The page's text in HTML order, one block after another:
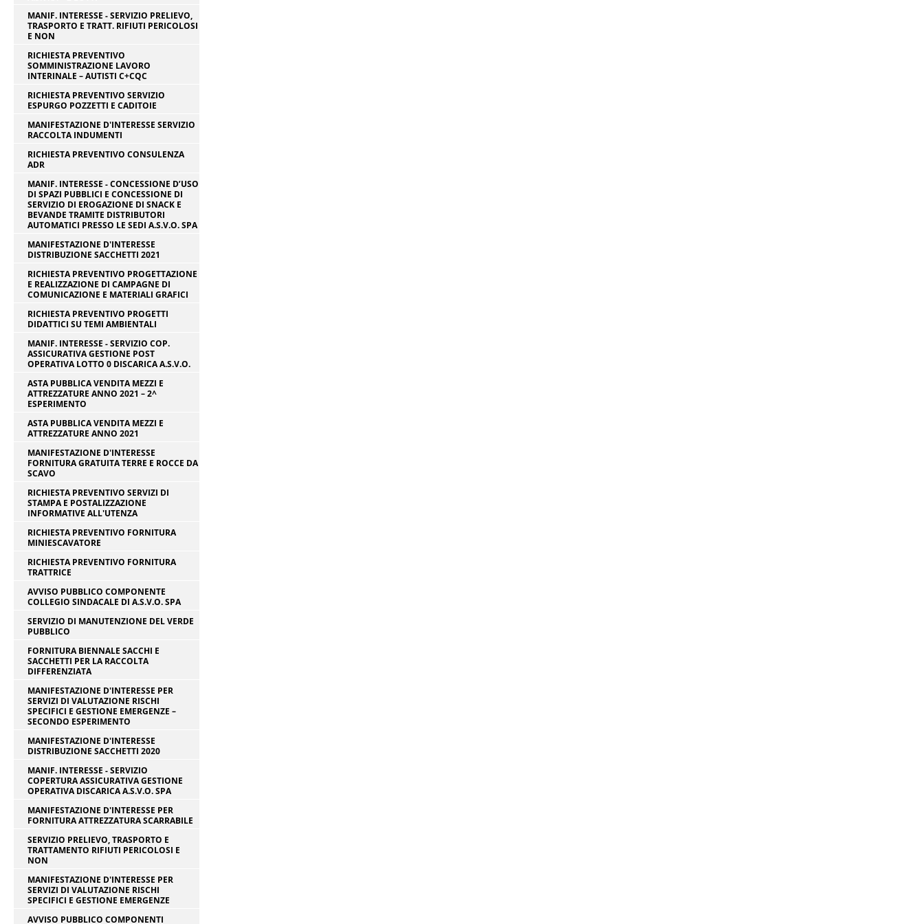
MANIF. INTERESSE - SERVIZIO PRELIEVO,
TRASPORTO E TRATT. RIFIUTI PERICOLOSI
E NON
RICHIESTA PREVENTIVO
SOMMINISTRAZIONE LAVORO
INTERINALE – AUTISTI C+CQC
RICHIESTA PREVENTIVO SERVIZIO
ESPURGO POZZETTI E CADITOIE
MANIFESTAZIONE D'INTERESSE SERVIZIO
RACCOLTA INDUMENTI
RICHIESTA PREVENTIVO CONSULENZA
ADR
MANIF. INTERESSE - CONCESSIONE D’USO
DI SPAZI PUBBLICI E CONCESSIONE DI
SERVIZIO DI EROGAZIONE DI SNACK E
BEVANDE TRAMITE DISTRIBUTORI
AUTOMATICI PRESSO LE SEDI A.S.V.O. SPA
MANIFESTAZIONE D'INTERESSE
DISTRIBUZIONE SACCHETTI 2021
RICHIESTA PREVENTIVO PROGETTAZIONE
E REALIZZAZIONE DI CAMPAGNE DI
COMUNICAZIONE E MATERIALI GRAFICI
RICHIESTA PREVENTIVO PROGETTI
DIDATTICI SU TEMI AMBIENTALI
MANIF. INTERESSE - SERVIZIO COP.
ASSICURATIVA GESTIONE POST
OPERATIVA LOTTO 0 DISCARICA A.S.V.O.
ASTA PUBBLICA VENDITA MEZZI E
ATTREZZATURE ANNO 2021 – 2^
ESPERIMENTO
ASTA PUBBLICA VENDITA MEZZI E
ATTREZZATURE ANNO 2021
MANIFESTAZIONE D'INTERESSE
FORNITURA GRATUITA TERRE E ROCCE DA
SCAVO
RICHIESTA PREVENTIVO SERVIZI DI
STAMPA E POSTALIZZAZIONE
INFORMATIVE ALL'UTENZA
RICHIESTA PREVENTIVO FORNITURA
MINIESCAVATORE
RICHIESTA PREVENTIVO FORNITURA
TRATTRICE
AVVISO PUBBLICO COMPONENTE
COLLEGIO SINDACALE DI A.S.V.O. SPA
SERVIZIO DI MANUTENZIONE DEL VERDE
PUBBLICO
FORNITURA BIENNALE SACCHI E
SACCHETTI PER LA RACCOLTA
DIFFERENZIATA
MANIFESTAZIONE D'INTERESSE PER
SERVIZI DI VALUTAZIONE RISCHI
SPECIFICI E GESTIONE EMERGENZE –
SECONDO ESPERIMENTO
MANIFESTAZIONE D'INTERESSE
DISTRIBUZIONE SACCHETTI 2020
MANIF. INTERESSE - SERVIZIO
COPERTURA ASSICURATIVA GESTIONE
OPERATIVA DISCARICA A.S.V.O. SPA
MANIFESTAZIONE D'INTERESSE PER
FORNITURA ATTREZZATURA SCARRABILE
SERVIZIO PRELIEVO, TRASPORTO E
TRATTAMENTO RIFIUTI PERICOLOSI E
NON
MANIFESTAZIONE D'INTERESSE PER
SERVIZI DI VALUTAZIONE RISCHI
SPECIFICI E GESTIONE EMERGENZE
AVVISO PUBBLICO COMPONENTI